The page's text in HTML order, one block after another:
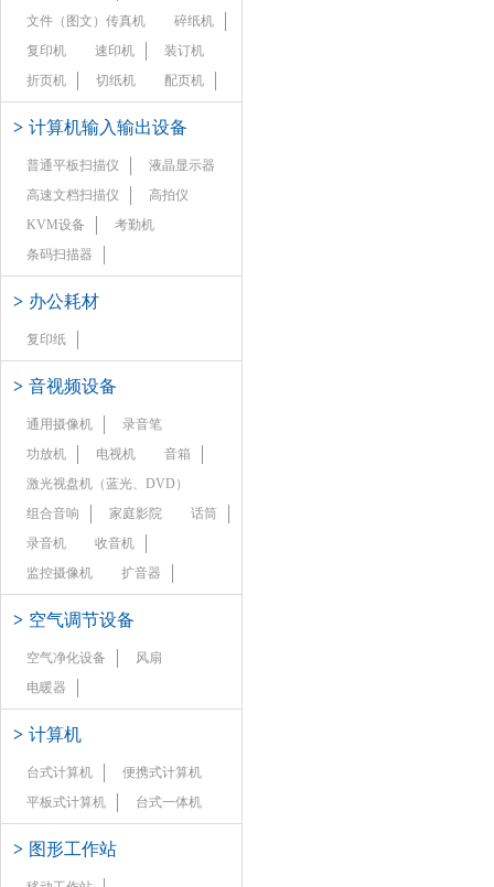
文件（图文）传真机
碎纸机
复印机
速印机
装订机
折页机
切纸机 配页机
> 计算机输入输出设备
普通平板扫描仪
液晶显示器
高速文档扫描仪
高拍仪
KVM设备
考勤机
条码扫描器
> 办公耗材
复印纸
> 音视频设备
通用摄像机
录音笔
功放机
电视机
音箱
激光视盘机（蓝光、DVD）
组合音响
家庭影院
话筒
录音机
收音机
监控摄像机
扩音器
> 空气调节设备
空气净化设备
风扇
电暖器
> 计算机
台式计算机
便携式计算机
平板式计算机
台式一体机
> 图形工作站